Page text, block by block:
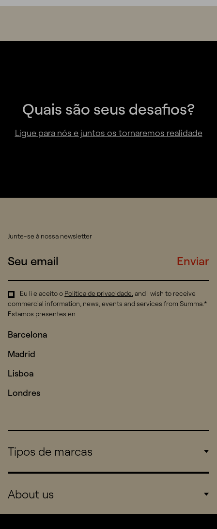
Quais são seus desafios?
Ligue para nós e juntos os tornaremos realidade
Junte-se à nossa newsletter
Enviar
Eu li e aceito o Política de privacidade. and I wish to receive
commercial information, news, events and services from Summa.*
Estamos presentes en
Barcelona
Madrid
Lisboa
Londres
Tipos de marcas
Consumers
About us